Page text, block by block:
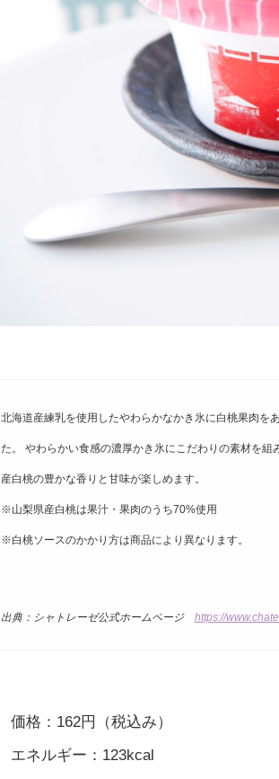
北海道産練乳を使用したやわらかなかき氷に白桃果肉を
た。 やわらかい食感の濃厚かき氷にこだわりの素材を
産白桃の豊かな香りと甘味が楽しめます。
※山梨県産白桃は果汁・果肉のうち70%使用
※白桃ソースのかかり方は商品により異なります。
出典：シャトレーゼ公式ホームページ https://
価格：162円（税込み）
エネルギー：123kcal